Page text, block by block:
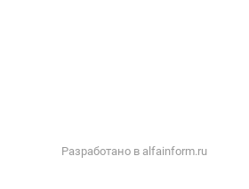
Разработано в alfainform.ru